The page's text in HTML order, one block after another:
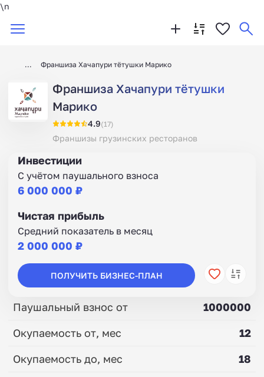
\n
Франшиза Хачапури тётушки Марико
Франшиза Хачапури тётушки
Марико
4.9(17)
Франшизы грузинских ресторанов
Инвестиции
С учётом паушального взноса
6 000 000 ₽
Чистая прибыль
Средний показатель в месяц
2 000 000 ₽
ПОЛУЧИТЬ БИЗНЕС-ПЛАН
Паушальный взнос от
1000000
Окупаемость от, мес
12
Окупаемость до, мес
18